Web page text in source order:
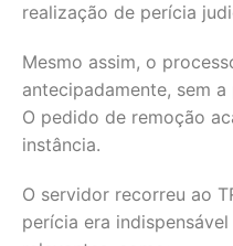
realização de perícia
Mesmo assim, o
antecipadamente, sem
O pedido de remoção
instância.
O servidor recorreu ao
perícia era